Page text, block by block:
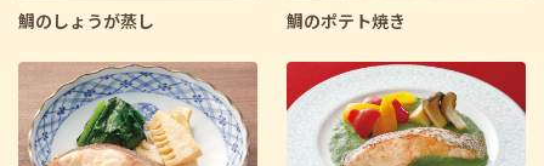
鯛のしょうが蒸し 鯛のポテト焼き